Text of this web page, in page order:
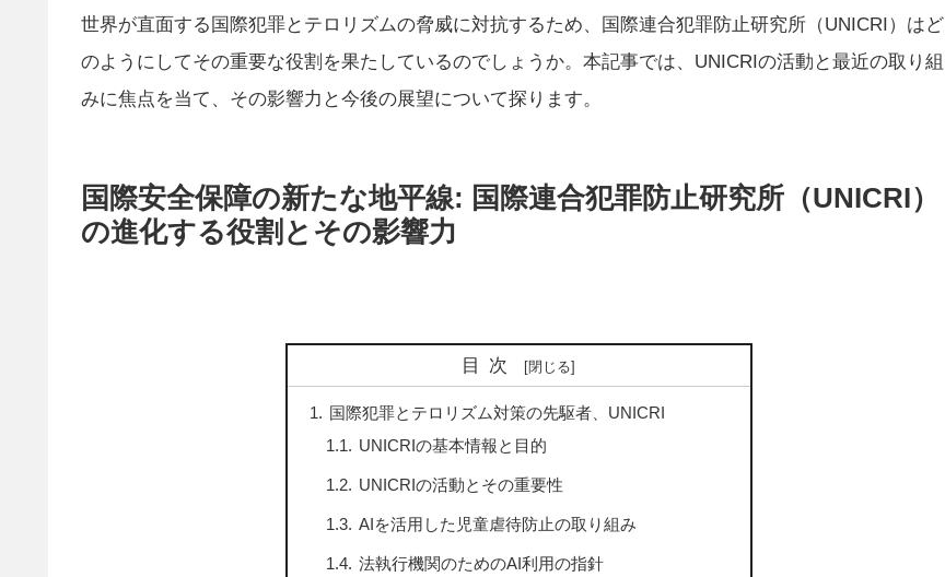
世界が直面する国際犯罪とテロリズムの脅威に対抗するため、国際連合犯罪防止研究所（UNICRI）はど
のようにしてその重要な役割を果たしているのでしょうか。本記事では、UNICRIの活動と最近の取り組
みに焦点を当て、その影響力と今後の展望について探ります。
国際安全保障の新たな地平線: 国際連合犯罪防止研究所（UNICRI）
の進化する役割とその影響力
目次
国際犯罪とテロリズム対策の先駆者、UNICRI
UNICRIの基本情報と目的
UNICRIの活動とその重要性
AIを活用した児童虐待防止の取り組み
法執行機関のためのAI利用の指針